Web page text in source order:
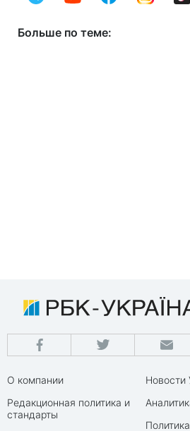
Больше по теме:
О компании
Редакционная политика и
стандарты
Новости
Политика